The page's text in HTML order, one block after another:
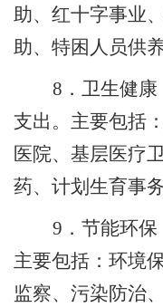
助、红十字事业
助、特困人员供养
8 ．卫生健康
支出。主要包括：
医院、基层医疗
药、计划生育事务
9 ．节能环保
主要包括：环境
监察、污染防治